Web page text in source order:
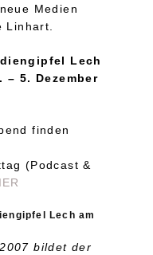
Medien
Linhart.
Lech
5. Dezember
finden
(Podcast &
Lech am
bildet der